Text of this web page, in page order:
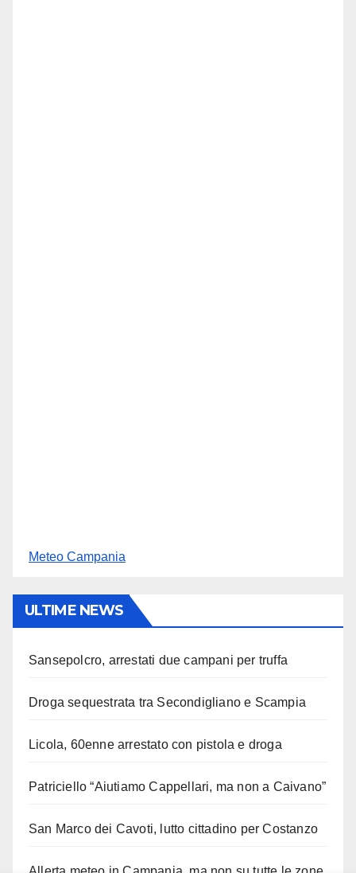
Meteo Campania
ULTIME NEWS
Sansepolcro, arrestati due campani per truffa
Droga sequestrata tra Secondigliano e Scampia
Licola, 60enne arrestato con pistola e droga
Patriciello “Aiutiamo Cappellari, ma non a Caivano”
San Marco dei Cavoti, lutto cittadino per Costanzo